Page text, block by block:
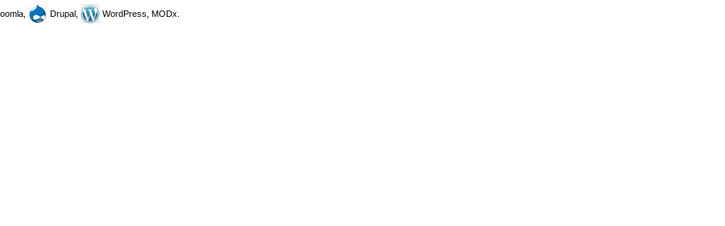
Drupal, WordPress, MODx.